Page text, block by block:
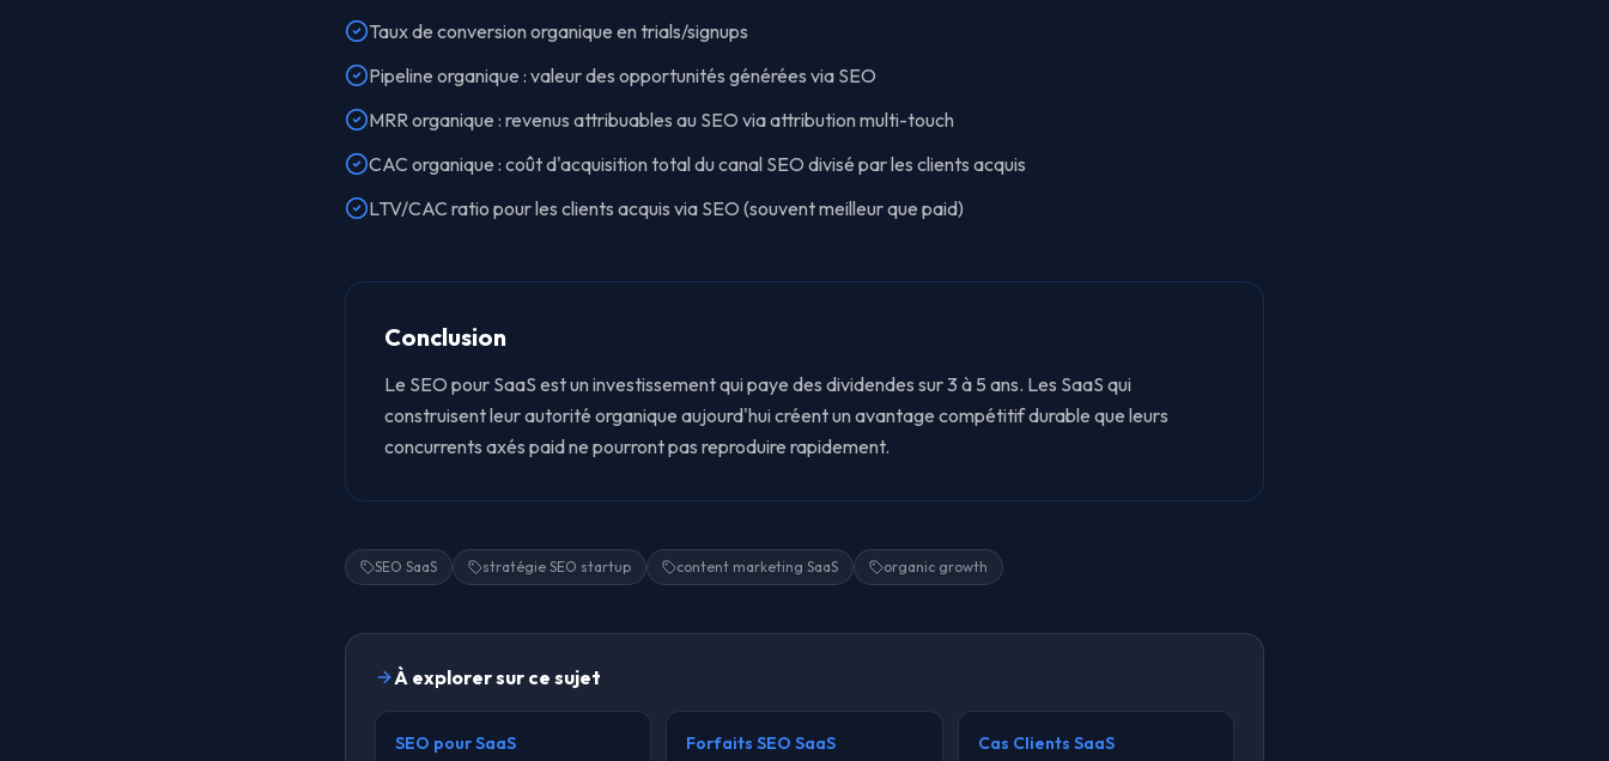
Taux de conversion organique en trials/signups
Pipeline organique : valeur des opportunités générées via SEO
MRR organique : revenus attribuables au SEO via attribution multi-touch
CAC organique : coût d'acquisition total du canal SEO divisé par les clients acquis
LTV/CAC ratio pour les clients acquis via SEO (souvent meilleur que paid)
Conclusion
Le SEO pour SaaS est un investissement qui paye des dividendes sur 3 à 5 ans. Les SaaS qui
construisent leur autorité organique aujourd'hui créent un avantage compétitif durable que leurs
concurrents axés paid ne pourront pas reproduire rapidement.
SEO SaaS stratégie SEO startup content marketing SaaS organic growth
À explorer sur ce sujet
SEO pour SaaS Forfaits SEO SaaS Cas Clients SaaS